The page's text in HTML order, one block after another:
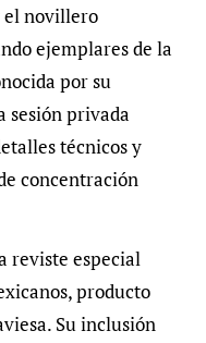
el novillero
ejemplares de la
por su
sesión privada
técnicos y
concentración
reviste especial
producto
Su inclusión